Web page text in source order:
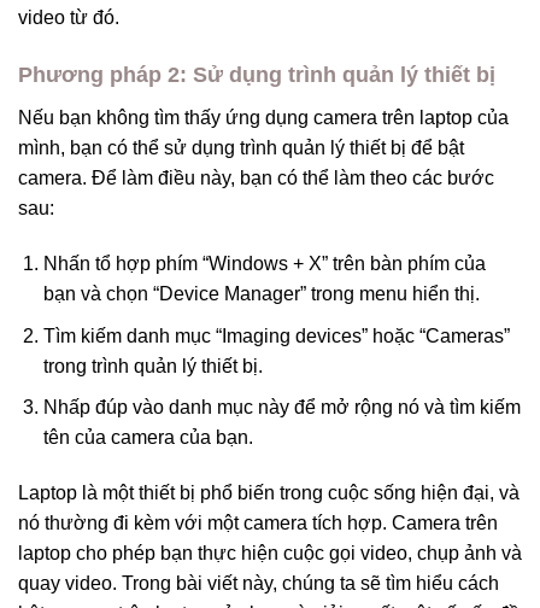
video từ đó.
Phương pháp 2: Sử dụng trình quản lý thiết bị
Nếu bạn không tìm thấy ứng dụng camera trên laptop của
mình, bạn có thể sử dụng trình quản lý thiết bị để bật
camera. Để làm điều này, bạn có thể làm theo các bước
sau:
Nhấn tổ hợp phím “Windows + X” trên bàn phím của
bạn và chọn “Device Manager” trong menu hiển thị.
Tìm kiếm danh mục “Imaging devices” hoặc “Cameras”
trong trình quản lý thiết bị.
Nhấp đúp vào danh mục này để mở rộng nó và tìm kiếm
tên của camera của bạn.
Laptop là một thiết bị phổ biến trong cuộc sống hiện đại, và
nó thường đi kèm với một camera tích hợp. Camera trên
laptop cho phép bạn thực hiện cuộc gọi video, chụp ảnh và
quay video. Trong bài viết này, chúng ta sẽ tìm hiểu cách